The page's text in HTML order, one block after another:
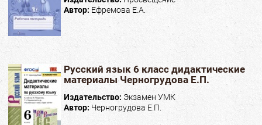
Автор: Ефремова Е.А.
Русский язык 6 класс дидактические
материалы Черногрудова Е.П.
Издательство: Экзамен УМК
Автор: Черногрудова Е.П.